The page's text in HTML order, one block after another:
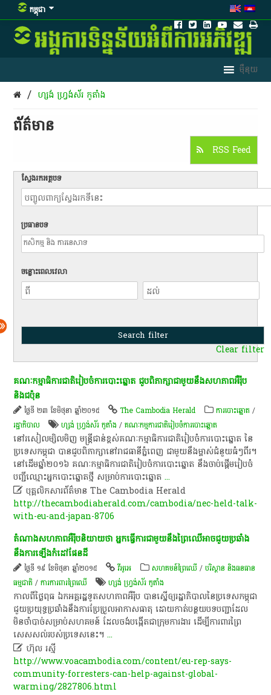
កម្ពុជា
/ ហ្សង់ ហ្វ្រង់ស័រ កូតាំង
ព័ត៌មាន​
RSS Feed
ស្វែងរកអត្ថបទ
ប្រធានបទ
ចន្លោះពេលវេលា
Clear filter
គណៈកម្មាធិការ​ជាតិ​រៀបចំ​ការ​បោះ​ឆ្នោត​ ជួប​ពិភាក្សា​ជាមួយនឹង​សហភាព​អឺរ៉ុប​
និង​ជប៉ុន​
ថ្ងៃទី ២៣ ខែមិថុនា ឆ្នាំ២០១៥ The Cambodia Herald ការបោះឆ្នោត /
រដ្ឋាភិបាល
ហ្សង់ ហ្វ្រង់ស័រ កូតាំង/គណៈកម្មការជាតិរៀបចំការបោះឆ្នោត
នៅរសៀល​ម្សិលមិញ​ មន្ត្រីជាន់ខ្ពស់​គណៈកម្មាធិការ​ជាតិ​រៀបចំ​ការ​បោះ​ឆ្នោត​ នៃ​
ប្រទេស​កម្ពុជា​ បាន​ជួប​ពិភាក្សា​នៅ​រាជធានី​ភ្នំពេញ​ ជាមួយនឹង​ម្ចាស់​ជំនួយ​ធំៗ​ពីរ​។​ ​
នៅ​ដើមឆ្នាំ​២០១៦​ គណៈកម្មាធិការ​ជាតិ​រៀបចំ​ការ​បោះ​ឆ្នោត​ នឹង​ចាប់ផ្តើម​រៀបចំ​
បញ្ជី​ឈ្មោះ​អ្នកបោះឆ្នោត​ថ្មី​ សម្រាប់​ការ​បោះ​ឆ្នោត...
 បុគ្គលិកសារព័ត៌មាន The Cambodia Herald​
http://thecambodiaherald.com/cambodia/nec-held-talk-
with-eu-and-japan-8706
តំណាង​សហភាព​អឺរ៉ុប​និយាយ​ថា​ អ្នកធ្វើការ​ជាមួយនឹង​ព្រៃឈើ​អាច​ជួយ​ប្រឆាំង​
នឹង​ការ​ឡើង​កំ​ដៅ​ផែនដី​
ថ្ងៃទី ១៩ ខែមិថុនា ឆ្នាំ២០១៥ វីអូអេ សហគមន៍ព្រៃឈើ /បរិស្ថាន និងធនធាន
ធម្មជាតិ /ការការពារព្រៃឈើ ហ្សង់ ហ្វ្រង់ស័រ កូតាំង
​កាលពី​ថ្ងៃ​ពុធ​ ឯកអគ្គរដ្ឋទូត​សហភាព​អឺរ៉ុប​ បាន​ស្នើ​ឲ្យ​រដ្ឋាភិបាល​នៃ​ប្រទេស​កម្ពុជា​
ជួយ​ប្រយុទ្ធ​ប្រឆាំង​នឹង​ការ​ប្រែប្រួល​អាកាសធាតុ​ ដោយ​កាត់​បន្ថយ​បទបញ្ជា​ដែល​
មិន​ចាំបាច់​សម្រាប់​សហគមន៍​ ដែល​ចង់​បង្កើត​ជា​ក្រុមការងារ​ ដើម្បី​ការពារ​ព្រៃ​
សេស​សល់​របស់​ប្រទេស​នេះ​។​...
 ហ៊ុល រស្មី
http://www.voacambodia.com/content/eu-rep-says-
community-forresters-can-help-against-global-
warming/2827806.html